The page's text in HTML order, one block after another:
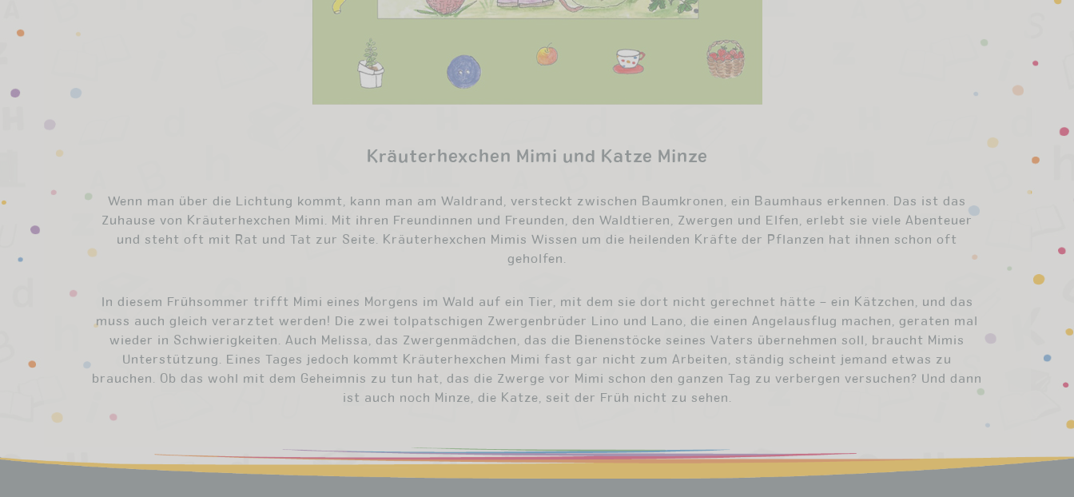
Kräuterhexchen Mimi und Katze Minze
Wenn man über die Lichtung kommt, kann man am Waldrand, versteckt zwischen Baumkronen, ein Baumhaus erkennen. Das ist das
Zuhause von Kräuterhexchen Mimi. Mit ihren Freundinnen und Freunden, den Waldtieren, Zwergen und Elfen, erlebt sie viele Abenteuer
und steht oft mit Rat und Tat zur Seite. Kräuterhexchen Mimis Wissen um die heilenden Kräfte der Pflanzen hat ihnen schon oft
geholfen.
In diesem Frühsommer trifft Mimi eines Morgens im Wald auf ein Tier, mit dem sie dort nicht gerechnet hätte – ein Kätzchen, und das
muss auch gleich verarztet werden! Die zwei tolpatschigen Zwergenbrüder Lino und Lano, die einen Angelausflug machen, geraten mal
wieder in Schwierigkeiten. Auch Melissa, das Zwergenmädchen, das die Bienenstöcke seines Vaters übernehmen soll, braucht Mimis
Unterstützung. Eines Tages jedoch kommt Kräuterhexchen Mimi fast gar nicht zum Arbeiten, ständig scheint jemand etwas zu
brauchen. Ob das wohl mit dem Geheimnis zu tun hat, das die Zwerge vor Mimi schon den ganzen Tag zu verbergen versuchen? Und dann
ist auch noch Minze, die Katze, seit der Früh nicht zu sehen.